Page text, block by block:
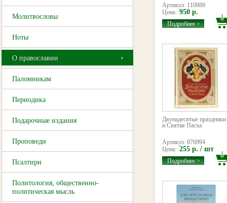
Молитвословы
Ноты
О православии
Паломникам
Периодика
Подарочные издания
Проповеди
Псалтири
Политология, общественно-
политическая мысль
Артикул: 110888
Цена: 950 р.
Подробнее >
Двунадесятые праздники
и Святая Пасха
Артикул: 076994
Цена: 255 р. / шт
Подробнее >